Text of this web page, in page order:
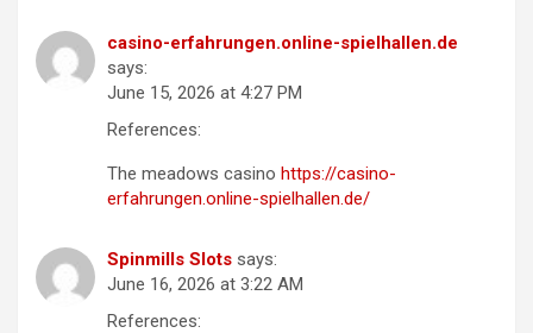
casino-erfahrungen.online-spielhallen.de
says:
June 15, 2026 at 4:27 PM
References:
The meadows casino https://casino-
erfahrungen.online-spielhallen.de/
Spinmills Slots says:
June 16, 2026 at 3:22 AM
References: